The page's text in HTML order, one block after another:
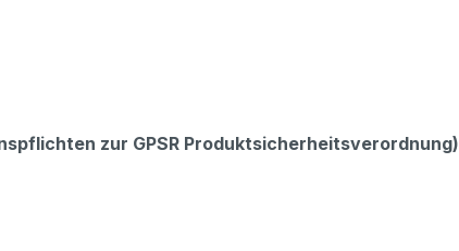
zur GPSR Produktsicherheitsverordnung)